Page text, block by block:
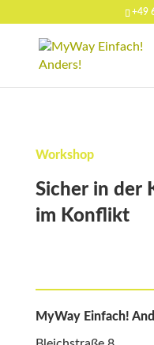
+49
Workshop
Sicher in der
im Konflikt
MyWay Einfach!